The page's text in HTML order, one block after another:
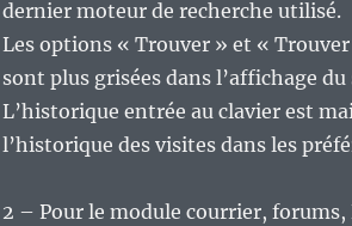
dernier moteur de recherche utilisé.
Les options « Trouver » et «
sont plus grisées dans l’affichage du
L’historique entrée au clavier est
l’historique des visites dans les
2 – Pour le module courrier, forums,